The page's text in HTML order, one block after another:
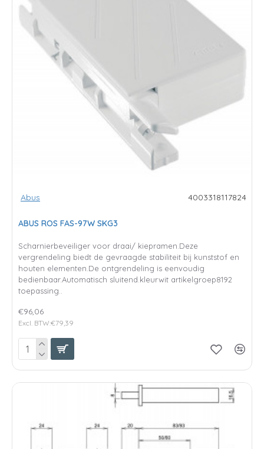
Abus 4003318117824
ABUS ROS FAS-97W SKG3
Scharnierbeveiliger voor draai/ kiepramen.Deze
vergrendeling biedt de gevraagde stabiliteit bij kunststof en
houten elementen.De ontgrendeling is eenvoudig
bedienbaar.Automatisch sluitend.kleurwit artikelgroep8192
toepassing..
€96,06
Excl. BTW:€79,39